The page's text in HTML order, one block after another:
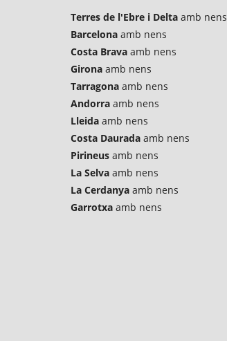
Terres de l'Ebre i Delta amb nens
Barcelona amb nens
Costa Brava amb nens
Girona amb nens
Tarragona amb nens
Andorra amb nens
Lleida amb nens
Costa Daurada amb nens
Pirineus amb nens
La Selva amb nens
La Cerdanya amb nens
Garrotxa amb nens